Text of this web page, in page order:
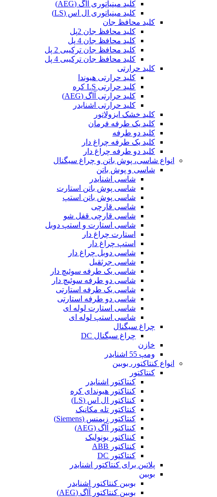
کلید مینیاتوری آاگ (AEG)
کلید مینیاتوری ال اس (LS)
کلید محافظ جان
کلید محافظ جان 2پل
کلید محافظ جان 4 پل
کلید محافظ جان ترکیبی 2 پل
کلید محافظ جان ترکیبی 4 پل
کلید حرارتی
کلید حرارتی هیوندا
کلید حرارتی LS کره
کلید حرارتی آاگ (AEG)
کلید حرارتی اشنایدر
کلید خشک ایزولاتور
کلید یک طرفه فرمان
کلید دو طرفه
کلید یک طرفه چراغ دار
کلید دو طرفه چراغ دار
انواع شاسی، پوش باتن و چراغ سیگنال
شاسی و پوش باتن
شاسی اشنایدر
شاسی پوش باتن استارت
شاسی پوش باتن استپ
شاسی قارچی
شاسی قارچی قفل شو
شاسی استارت و استپ دوبل
استارت چراغ دار
استپ چراغ دار
شاسی دوبل چراغ دار
شاسی جرثقیل
شاسی یک طرفه سوئیچ دار
شاسی دو طرفه سوئیچ دار
شاسی یک طرفه استارتی
شاسی دو طرفه استارتی
شاسی استارت لوله ای
شاسی استپ لوله ای
چراغ سیگنال
چراغ سیگنال DC
خازن
ومپ 55 اشنایدر
انواع کنتاکتور، بوبین
کنتاکتور
کنتاکتور اشنایدر
کنتاکتور هیوندای کره
کنتاکتور ال اس (LS)
کنتاکتور تله مکانیک
کنتاکتور زیمنس (Siemens)
کنتاکتور آاگ (AEG)
کنتاکتور یونولیک
کنتاکتور ABB
کنتاکتور DC
پلاتین برای کنتاکتور اشنایدر
بوبین
بوبین کنتاکتور اشنایدر
بوبین کنتاکتور آاگ (AEG)